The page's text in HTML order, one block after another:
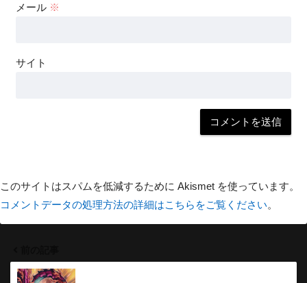
メール ※
サイト
このサイトはスパムを低減するために Akismet を使っています。
コメントデータの処理方法の詳細はこちらをご覧ください。